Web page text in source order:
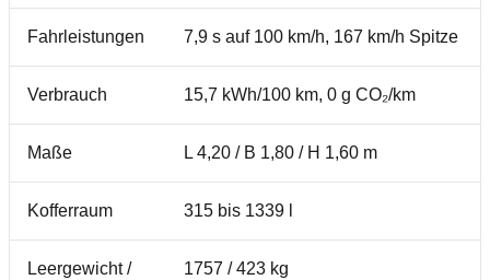
Fahrleistungen 7,9 s auf 100 km/h, 167 km/h Spitze
Verbrauch 15,7 kWh/100 km, 0 g CO₂/km
Maße L 4,20 / B 1,80 / H 1,60 m
Kofferraum 315 bis 1339 l
Leergewicht /
1757 / 423 kg